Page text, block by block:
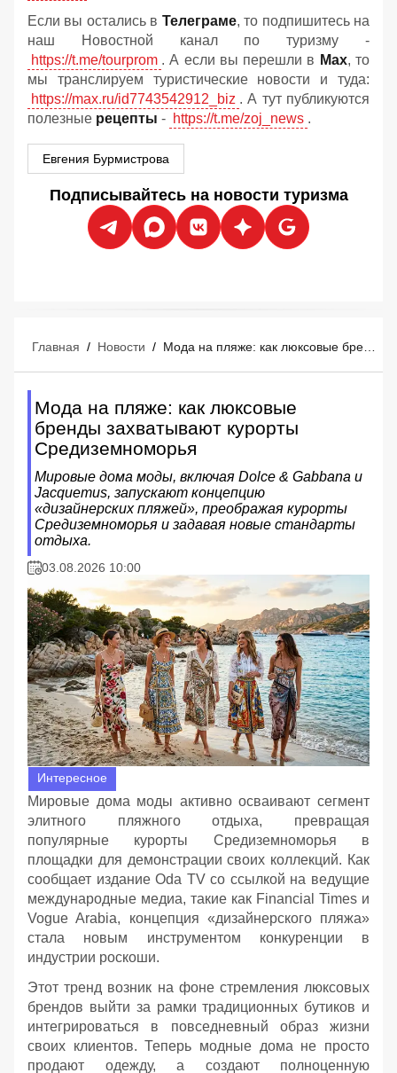
Если вы остались в Телеграме, то подпишитесь на
наш Новостной канал по туризму -
https://t.me/tourprom . А если вы перешли в Мах, то
мы транслируем туристические новости и туда:
https://max.ru/id7743542912_biz . А тут публикуются
полезные рецепты - https://t.me/zoj_news .
Евгения Бурмистрова
Подписывайтесь на новости туризма
Главная / Новости / Мода на пляже: как люксовые бренды захватывают курорты Средиземноморья
Мода на пляже: как люксовые
бренды захватывают курорты
Средиземноморья
Мировые дома моды, включая Dolce & Gabbana и
Jacquemus, запускают концепцию
«дизайнерских пляжей», преображая курорты
Средиземноморья и задавая новые стандарты
отдыха.
03.08.2026 10:00
Интересное
Мировые дома моды активно осваивают сегмент
элитного пляжного отдыха, превращая
популярные курорты Средиземноморья в
площадки для демонстрации своих коллекций. Как
сообщает издание Oda TV со ссылкой на ведущие
международные медиа, такие как Financial Times и
Vogue Arabia, концепция «дизайнерского пляжа»
стала новым инструментом конкуренции в
индустрии роскоши.
Этот тренд возник на фоне стремления люксовых
брендов выйти за рамки традиционных бутиков и
интегрироваться в повседневный образ жизни
своих клиентов. Теперь модные дома не просто
продают одежду, а создают полноценную